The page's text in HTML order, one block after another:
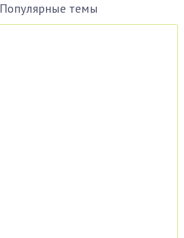
Популярные темы